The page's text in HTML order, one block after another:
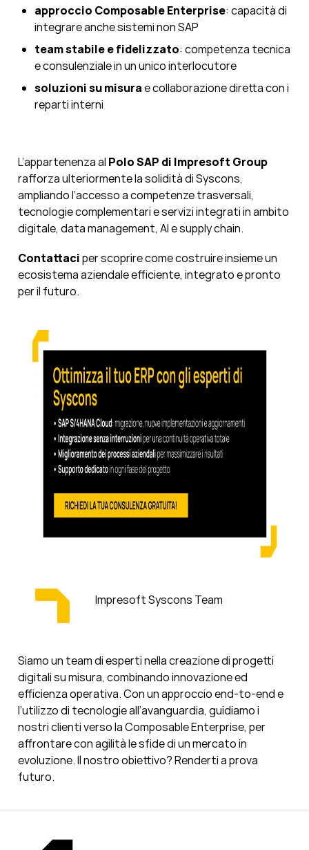
approccio Composable Enterprise: capacità di
integrare anche sistemi non SAP
team stabile e fidelizzato: competenza tecnica
e consulenziale in un unico interlocutore
soluzioni su misurae collaborazione diretta con i
reparti interni
L’appartenenza al Polo SAP di Impresoft Group
rafforza ulteriormente la solidità di Syscons,
ampliando l’accesso a competenze trasversali,
tecnologie complementari e servizi integrati in ambito
digitale, data management, AI e supply chain.
Contattaciper scoprire come costruire insieme un
ecosistema aziendale efficiente, integrato e pronto
per il futuro.
Impresoft Syscons Team
Siamo un team di esperti nella creazione di progetti
digitali su misura, combinando innovazione ed
efficienza operativa. Con un approccio end-to-end e
l’utilizzo di tecnologie all’avanguardia, guidiamo i
nostri clienti verso la Composable Enterprise, per
affrontare con agilità le sfide di un mercato in
evoluzione. Il nostro obiettivo? Renderti a prova
futuro.